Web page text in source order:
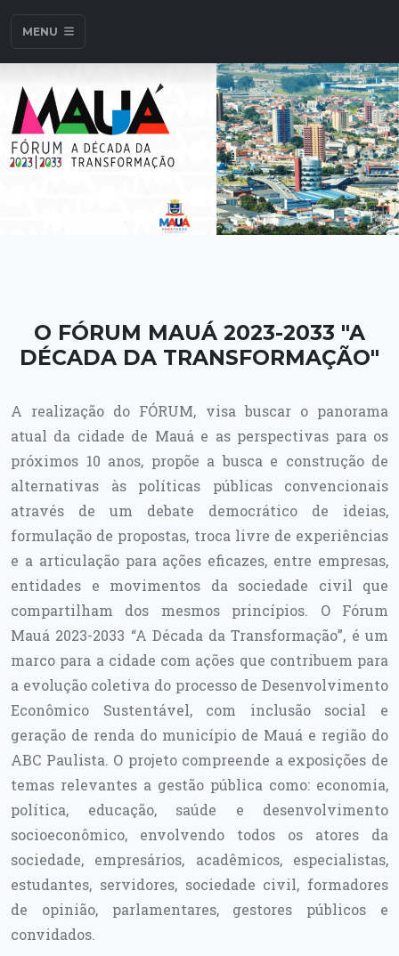
MENU
O FÓRUM MAUÁ 2023-2033 "A
DÉCADA DA TRANSFORMAÇÃO"
A realização do FÓRUM, visa buscar o panorama
atual da cidade de Mauá e as perspectivas para os
próximos 10 anos, propõe a busca e construção de
alternativas às políticas públicas convencionais
através de um debate democrático de ideias,
formulação de propostas, troca livre de experiências
e a articulação para ações eficazes, entre empresas,
entidades e movimentos da sociedade civil que
compartilham dos mesmos princípios. O Fórum
Mauá 2023-2033 “A Década da Transformação”, é um
marco para a cidade com ações que contribuem para
a evolução coletiva do processo de Desenvolvimento
Econômico Sustentável, com inclusão social e
geração de renda do município de Mauá e região do
ABC Paulista. O projeto compreende a exposições de
temas relevantes a gestão pública como: economia,
política, educação, saúde e desenvolvimento
socioeconômico, envolvendo todos os atores da
sociedade, empresários, acadêmicos, especialistas,
estudantes, servidores, sociedade civil, formadores
de opinião, parlamentares, gestores públicos e
convidados.